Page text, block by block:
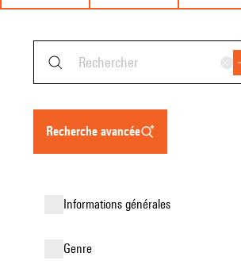
recherche avancée
informations générales
genre